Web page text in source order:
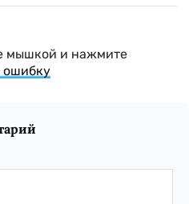
мышкой и нажмите
ошибку